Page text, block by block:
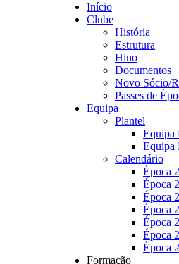
Início
Clube
História
Estrutura
Hino
Documentos
Novo Sócio/
Passes de
Equipa
Plantel
Equipa
Equipa
Calendário
Época
Época
Época
Época
Época
Época
Época
Formação